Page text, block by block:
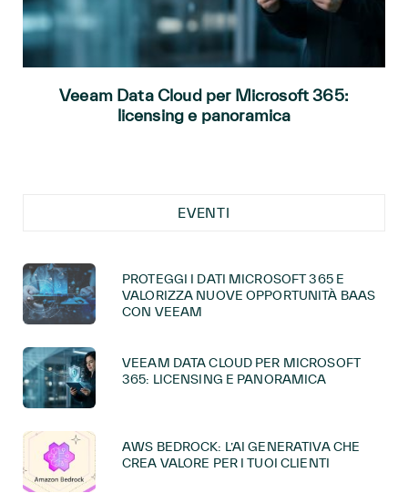
Veeam Data Cloud per Microsoft 365:
licensing e panoramica
EVENTI
PROTEGGI I DATI MICROSOFT 365 E
VALORIZZA NUOVE OPPORTUNITÀ BAAS
CON VEEAM
VEEAM DATA CLOUD PER MICROSOFT
365: LICENSING E PANORAMICA
AWS BEDROCK: L’AI GENERATIVA CHE
CREA VALORE PER I TUOI CLIENTI